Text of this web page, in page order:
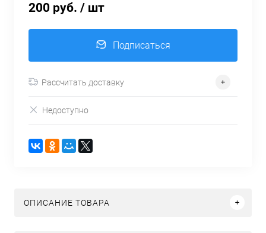
200 руб. / шт
Подписаться
Рассчитать доставку
Недоступно
ОПИСАНИЕ ТОВАРА